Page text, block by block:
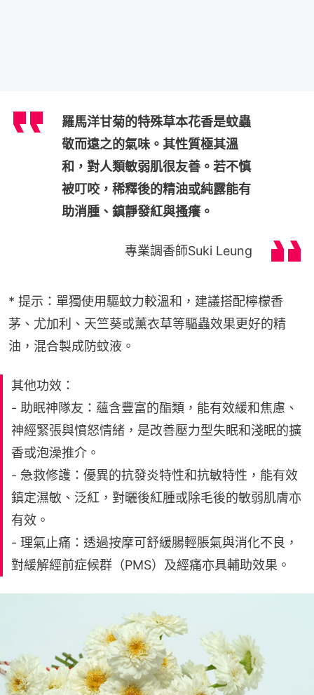
羅馬洋甘菊的特殊草本花香是蚊蟲
敬而遠之的氣味。其性質極其溫
和，對人類敏弱肌很友善。若不慎
被叮咬，稀釋後的精油或純露能有
助消腫、鎮靜發紅與搔癢。
專業調香師Suki Leung
* 提示：單獨使用驅蚊力較溫和，建議搭配檸檬香
茅、尤加利、天竺葵或薰衣草等驅蟲效果更好的精
油，混合製成防蚊液。
其他功效：
- 助眠神隊友：蘊含豐富的酯類，能有效緩和焦慮、
神經緊張與憤怒情緒，是改善壓力型失眠和淺眠的擴
香或泡澡推介。
- 急救修護：優異的抗發炎特性和抗敏特性，能有效
鎮定濕敏、泛紅，對曬後紅腫或除毛後的敏弱肌膚亦
有效。
- 理氣止痛：透過按摩可舒緩腸輕脹氣與消化不良，
對緩解經前症候群（PMS）及經痛亦具輔助效果。